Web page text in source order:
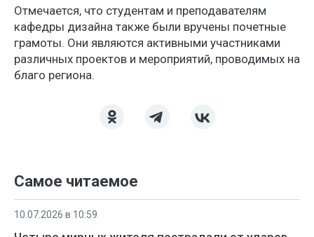
Отмечается, что студентам и преподавателям
кафедры дизайна также были вручены почетные
грамоты. Они являются активными участниками
различных проектов и мероприятий, проводимых на
благо региона.
Самое читаемое
10.07.2026 в 10:59